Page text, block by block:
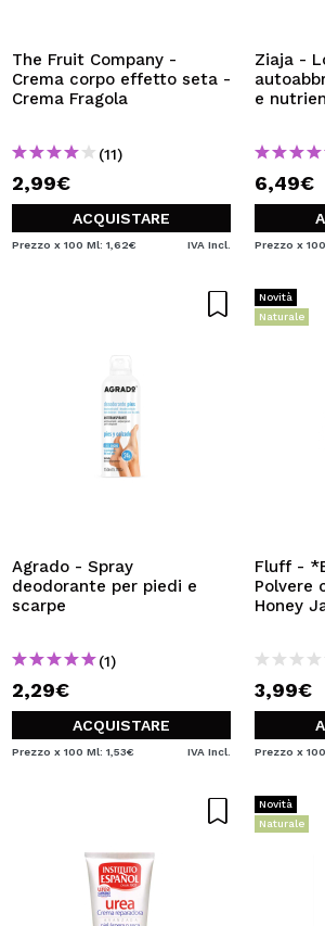
The Fruit Company -
Crema corpo effetto seta -
Crema Fragola
(11)
2,99€
ACQUISTARE
Prezzo x 100 Ml: 1,62€ IVA Incl.
Ziaja -
e
6,49€
Prezzo x
Agrado - Spray
deodorante per piedi e
scarpe
(1)
2,29€
ACQUISTARE
Prezzo x 100 Ml: 1,53€ IVA Incl.
Novità
Naturale
Fluff -
Polvere
Honey
3,99€
Prezzo x
Novità
Naturale